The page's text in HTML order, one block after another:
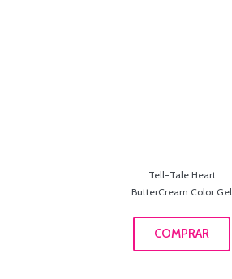
Tell-Tale Heart
ButterCream Color Gel
COMPRAR